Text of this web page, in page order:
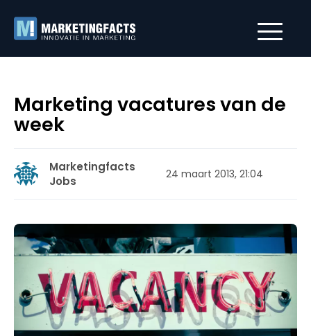
Marketing vacatures van de
week
Marketingfacts
Jobs
24 maart 2013, 21:04